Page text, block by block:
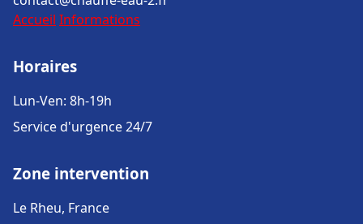
Accueil Informations
Horaires
Lun-Ven: 8h-19h
Service d'urgence 24/7
Zone intervention
Le Rheu, France